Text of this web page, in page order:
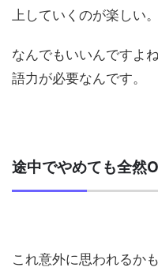
上していくのが楽しい。
なんでもいいんですよ
語力が必要なんです。
途中でやめても全然
これ意外に思われるか